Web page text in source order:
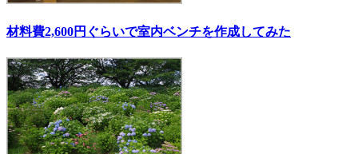
材料費2,600円ぐらいで室内ベンチを作成してみた